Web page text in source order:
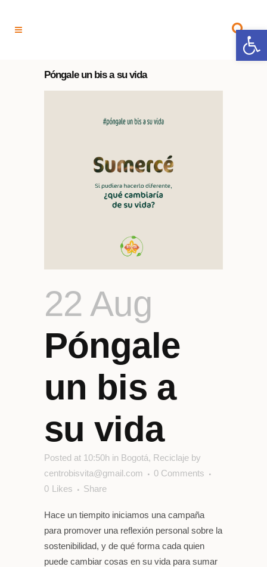
Póngale un bis a su vida
22 Aug
Póngale
un bis a
su vida
Posted at 10:50h in Bogotá, Reciclaje by
centrobisvita@gmail.com
0 Comments
0 Likes Share
Hace un tiempito iniciamos una campaña
para promover una reflexión personal sobre la
sostenibilidad, y de qué forma cada quien
puede cambiar cosas en su vida para sumar